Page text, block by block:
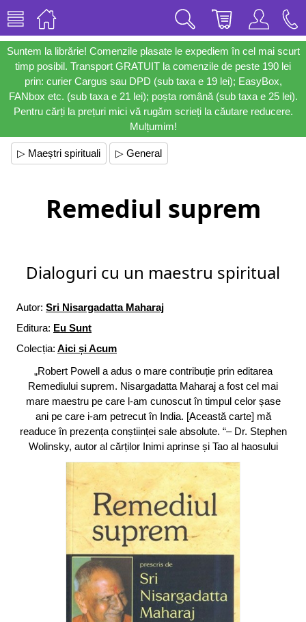
Suntem la librărie! Comenzile plasate le expediem în cel mai scurt
timp posibil. Transport GRATUIT la comenzile de peste 190 lei
prin: curier Cargus sau DPD (sub taxa e 19 lei); EasyBox,
FANbox etc. (sub taxa e 21 lei); poșta română (sub taxa e 25 lei).
Pentru cărți la prețuri mici vă rugăm scrieți la căutare reducere.
Mulțumim!
▷ Maeștri spirituali ▷ General
Remediul suprem
Dialoguri cu un maestru spiritual
Autor: Sri Nisargadatta Maharaj
Editura: Eu Sunt
Colecția: Aici și Acum
„Robert Powell a adus o mare contribuție prin editarea
Remediului suprem. Nisargadatta Maharaj a fost cel mai
mare maestru pe care l-am cunoscut în timpul celor șase
ani pe care i-am petrecut în India. [Această carte] mă
readuce în prezența conștiinței sale absolute. “– Dr. Stephen
Wolinsky, autor al cărților Inimi aprinse și Tao al haosului